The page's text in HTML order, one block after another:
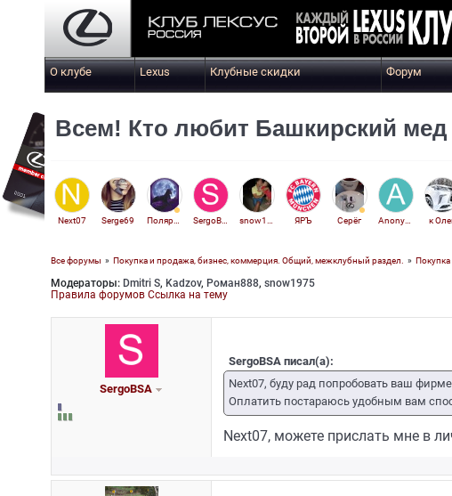
О клубе Lexus Клубные скидки Форум
Всем! Кто любит Башкирский мед
Next07 Serge69 Полярная звезда SergoBSA ЯРЪ Серёг Anonymous к
Все форумы » Покупка и продажа, бизнес, коммерция. Общий, межклубный раздел. »
Модераторы: Dmitri S, Kadzov, Роман888, snow1975
Правила форумов Ссылка на тему
SergoBSA
SergoBSA писал(а):
Next07, буду рад попробовать ваш
Оплатить постараюсь удобным вам
Next07, можете прислать мне в